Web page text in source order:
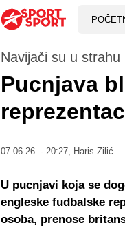
Navijači su u strahu
Pucnjava
07.06.26. - 20:27, Haris Zilić
U pucnjavi koja se
engleske fudbalske
osoba, prenose